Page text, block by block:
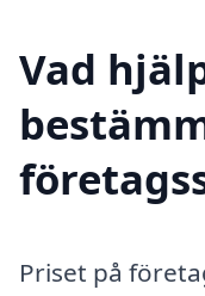
Vad
Priset på